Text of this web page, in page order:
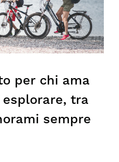
per chi ama
tra
sempre